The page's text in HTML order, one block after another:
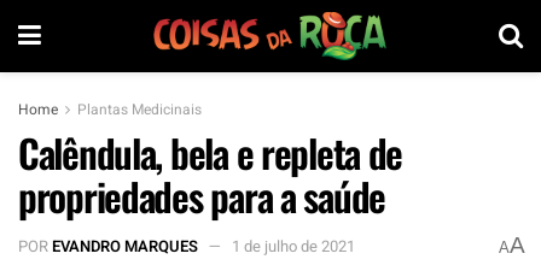
Home Plantas Medicinais
Calêndula, bela e repleta de
propriedades para a saúde
POREVANDRO MARQUES 1 de julho de 2021 AA